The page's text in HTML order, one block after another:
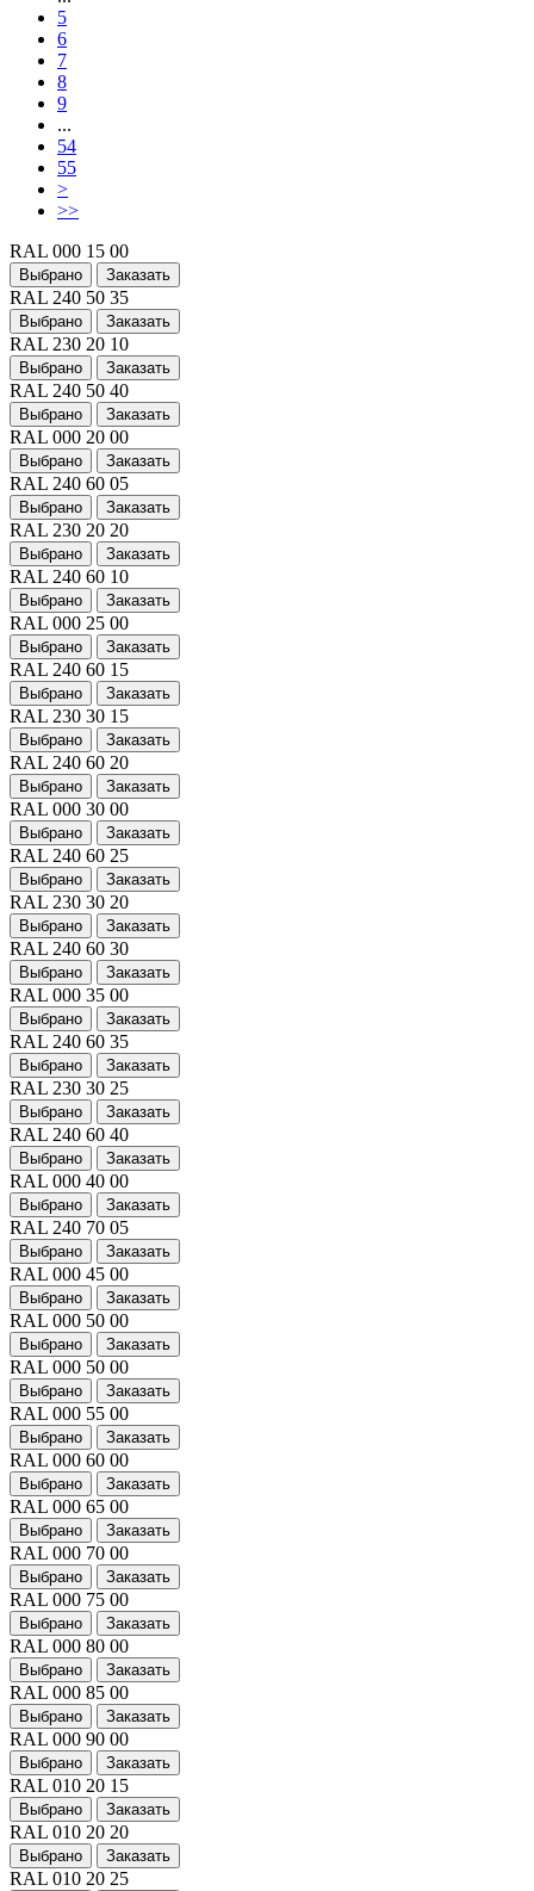
5
6
7
8
9
...
54
55
>
>>
RAL 000 15 00
Выбрано Заказать
RAL 240 50 35
Выбрано Заказать
RAL 230 20 10
Выбрано Заказать
RAL 240 50 40
Выбрано Заказать
RAL 000 20 00
Выбрано Заказать
RAL 240 60 05
Выбрано Заказать
RAL 230 20 20
Выбрано Заказать
RAL 240 60 10
Выбрано Заказать
RAL 000 25 00
Выбрано Заказать
RAL 240 60 15
Выбрано Заказать
RAL 230 30 15
Выбрано Заказать
RAL 240 60 20
Выбрано Заказать
RAL 000 30 00
Выбрано Заказать
RAL 240 60 25
Выбрано Заказать
RAL 230 30 20
Выбрано Заказать
RAL 240 60 30
Выбрано Заказать
RAL 000 35 00
Выбрано Заказать
RAL 240 60 35
Выбрано Заказать
RAL 230 30 25
Выбрано Заказать
RAL 240 60 40
Выбрано Заказать
RAL 000 40 00
Выбрано Заказать
RAL 240 70 05
Выбрано Заказать
RAL 000 45 00
Выбрано Заказать
RAL 000 50 00
Выбрано Заказать
RAL 000 50 00
Выбрано Заказать
RAL 000 55 00
Выбрано Заказать
RAL 000 60 00
Выбрано Заказать
RAL 000 65 00
Выбрано Заказать
RAL 000 70 00
Выбрано Заказать
RAL 000 75 00
Выбрано Заказать
RAL 000 80 00
Выбрано Заказать
RAL 000 85 00
Выбрано Заказать
RAL 000 90 00
Выбрано Заказать
RAL 010 20 15
Выбрано Заказать
RAL 010 20 20
Выбрано Заказать
RAL 010 20 25